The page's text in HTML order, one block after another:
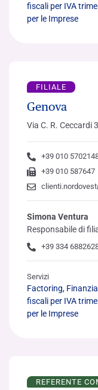
fiscali per IVA
per le Imprese
FILIALE
Genova
Via C. R. Ceccardi
+39 010
+39 010 587647
Simona Ventura
Responsabile di
+39 334
Servizi
Factoring,
fiscali per IVA
per le Imprese
REFERENTE